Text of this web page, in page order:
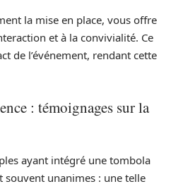
la mise en place, vous offre
et à la convivialité. Ce
de l’événement, rendant cette
: témoignages sur la
ayant intégré une tombola
souvent unanimes : une telle